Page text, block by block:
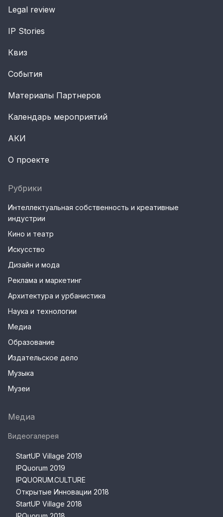
Legal review
IP Stories
Квиз
События
Материалы Партнеров
Календарь мероприятий
АКИ
О проекте
Рубрики
Интеллектуальная собственность и креативные
индустрии
Кино и театр
Искусство
Дизайн и мода
Реклама и маркетинг
Архитектура и урбанистика
Наука и технологии
Медиа
Образование
Издательское дело
Музыка
Музеи
Медиа
Видеогалерея
StartUP Village 2019
IPQuorum 2019
IPQUORUM.CULTURE
Открытые Инновации 2018
StartUP Village 2018